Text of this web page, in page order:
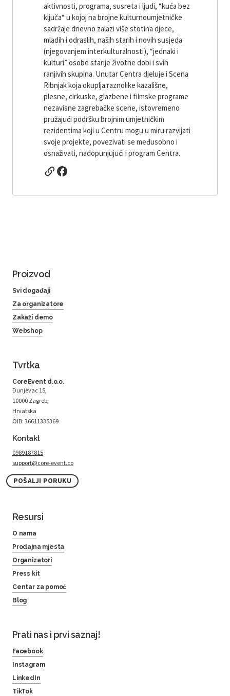
aktivnosti, programa, susreta i ljudi, “kuća bez
ključa“ u kojoj na brojne kulturnoumjetničke
sadržaje dnevno zalazi više stotina djece,
mladih i odraslih, naših starih i novih susjeda
(njegovanjem interkulturalnosti), “jednaki i
kulturi” osobe starije životne dobi i svih
ranjivih skupina. Unutar Centra djeluje i Scena
Ribnjak koja okuplja raznolike kazališne,
plesne, cirkuske, glazbene i filmske programe
nezavisne zagrebačke scene, istovremeno
pružajući podršku brojnim umjetničkim
rezidentima koji u Centru mogu u miru razvijati
svoje projekte, povezivati ​​se međusobno i
osnaživati, nadopunjujući i program Centra.
Proizvod
Svi događaji
Za organizatore
Zakaži demo
Webshop
Tvrtka
CoreEvent d.o.o.
Dunjevac 15,
10000 Zagreb,
Hrvatska
OIB: 36611335369
Kontakt
0989187815
support@core-event.co
POŠALJI PORUKU
Resursi
O nama
Prodajna mjesta
Organizatori
Press kit
Centar za pomoć
Blog
Prati nas i prvi saznaj!
Facebook
Instagram
LinkedIn
TikTok